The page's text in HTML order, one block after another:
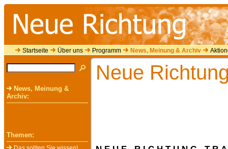
Startseite Über uns Programm News, Meinung & Archiv
News, Meinung &
Archiv:
Themen:
Neue